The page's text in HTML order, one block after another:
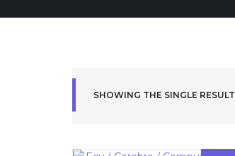
SHOWING THE SINGLE RESULT